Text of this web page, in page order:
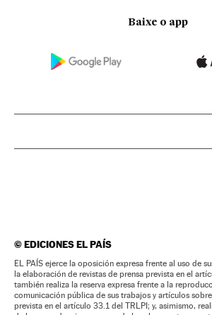
Baixe o app
©EDICIONES EL PAÍS
EL PAÍS ejerce la oposición expresa frente al uso de
la elaboración de revistas de prensa prevista en el
también realiza la reserva expresa frente a la
comunicación pública de sus trabajos y artículos
prevista en el artículo 33.1 del TRLPI; y, asimismo,